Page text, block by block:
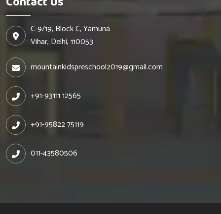
C-9/19, Block C, Yamuna
Vihar, Delhi, 110053
mountainkidspreschool2019@gmail.com
+91-93111 12565
+91-95822 75119
011-43580506